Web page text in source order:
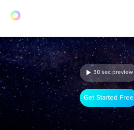
30 sec preview
Get Started Free